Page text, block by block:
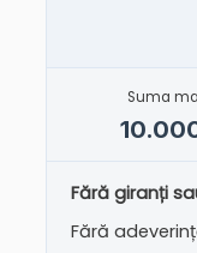
Suma
Fără giranți
Fără